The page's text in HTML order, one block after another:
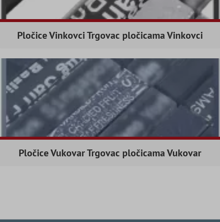
Pločice Vinkovci Trgovac pločicama Vinkovci
Pločice Vukovar Trgovac pločicama Vukovar